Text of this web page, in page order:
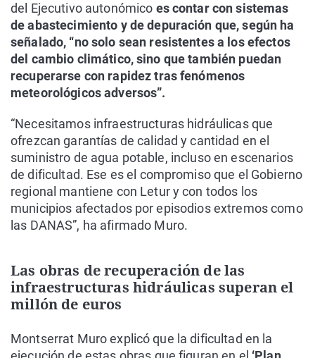
del Ejecutivo autonómico es contar con sistemas
de abastecimiento y de depuración que, según ha
señalado, “no solo sean resistentes a los efectos
del cambio climático, sino que también puedan
recuperarse con rapidez tras fenómenos
meteorológicos adversos”.
“Necesitamos infraestructuras hidráulicas que
ofrezcan garantías de calidad y cantidad en el
suministro de agua potable, incluso en escenarios
de dificultad. Ese es el compromiso que el Gobierno
regional mantiene con Letur y con todos los
municipios afectados por episodios extremos como
las DANAS”, ha afirmado Muro.
Las obras de recuperación de las
infraestructuras hidráulicas superan el
millón de euros
Montserrat Muro explicó que la dificultad en la